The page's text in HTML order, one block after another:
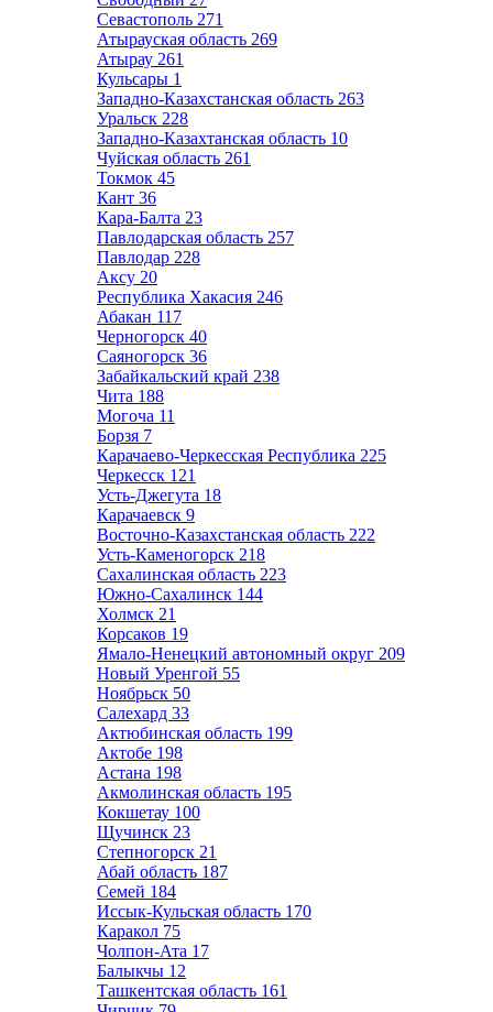
Севастополь 271
Атырауская область 269
Атырау 261
Кульсары 1
Западно-Казахстанская область 263
Уральск 228
Западно-Казахтанская область 10
Чуйская область 261
Токмок 45
Кант 36
Кара-Балта 23
Павлодарская область 257
Павлодар 228
Аксу 20
Республика Хакасия 246
Абакан 117
Черногорск 40
Саяногорск 36
Забайкальский край 238
Чита 188
Могоча 11
Борзя 7
Карачаево-Черкесская Республика 225
Черкесск 121
Усть-Джегута 18
Карачаевск 9
Восточно-Казахстанская область 222
Усть-Каменогорск 218
Сахалинская область 223
Южно-Сахалинск 144
Холмск 21
Корсаков 19
Ямало-Ненецкий автономный округ 209
Новый Уренгой 55
Ноябрьск 50
Салехард 33
Актюбинская область 199
Актобе 198
Астана 198
Акмолинская область 195
Кокшетау 100
Щучинск 23
Степногорск 21
Абай область 187
Семей 184
Иссык-Кульская область 170
Каракол 75
Чолпон-Ата 17
Балыкчы 12
Ташкентская область 161